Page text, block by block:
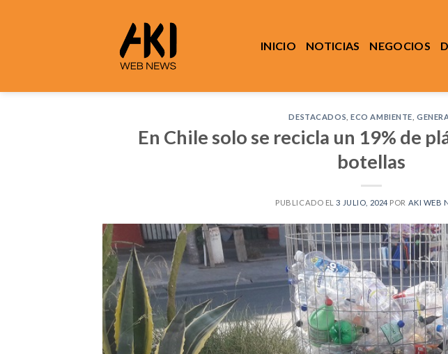
INICIO NOTICIAS NEGOCIOS
DESTACADOS ,ECO AMBIENTE ,
En Chile solo se recicla un 19% de
botellas
PUBLICADO EL3 JULIO, 2024 POR AKI WEB